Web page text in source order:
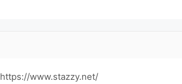
https://www.stazzy.net/